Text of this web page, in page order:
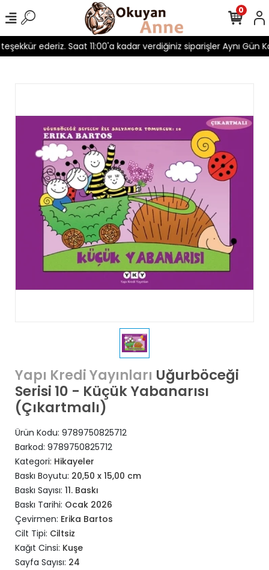
ederiz. Saat 11:00'a kadar verdiğiniz siparişler Aynı Gün
0
Yapı Kredi Yayınları Uğurböceği
Serisi 10 - Küçük Yabanarısı
(Çıkartmalı)
Ürün Kodu: 9789750825712
Barkod: 9789750825712
Kategori: Hikayeler
Baskı Boyutu: 20,50 x 15,00 cm
Baskı Sayısı: 11. Baskı
Baskı Tarihi: Ocak 2026
Çevirmen: Erika Bartos
Cilt Tipi: Ciltsiz
Kağıt Cinsi: Kuşe
Sayfa Sayısı: 24